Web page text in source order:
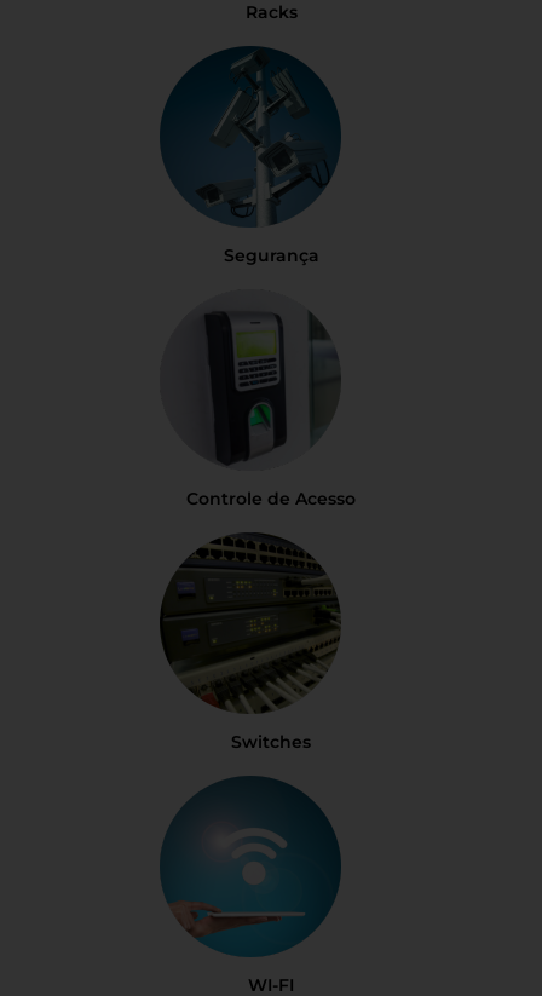
Racks
Segurança
Controle de Acesso
Switches
WI-FI